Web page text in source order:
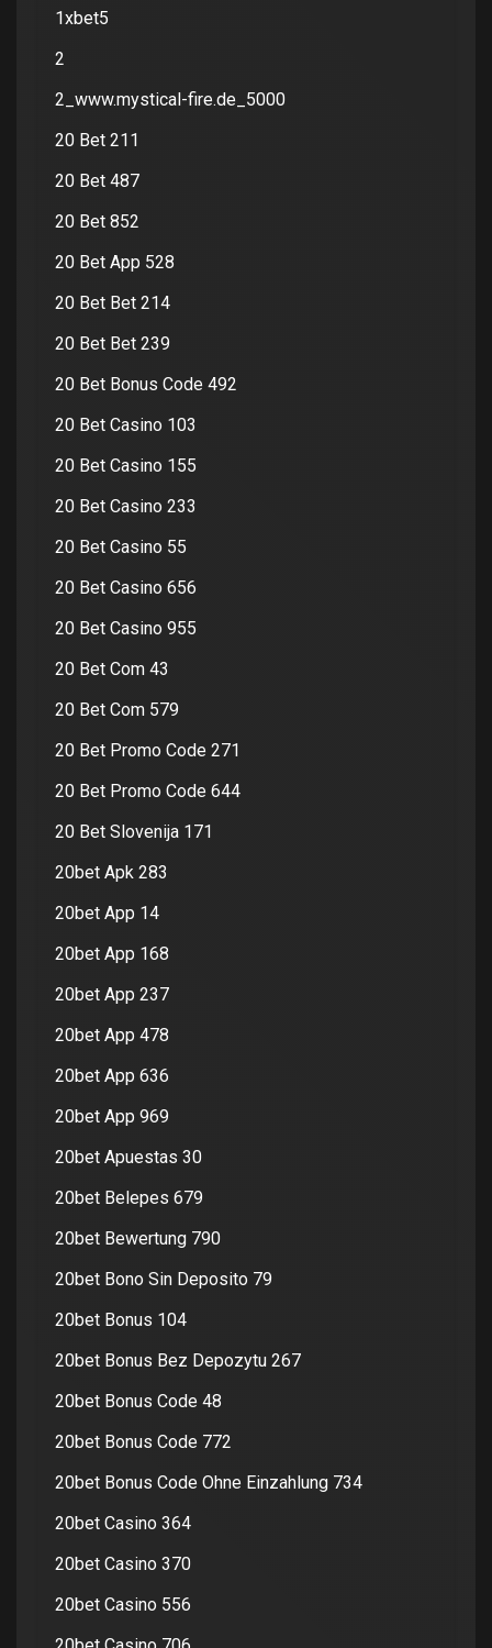
1xbet5
2
2_www.mystical-fire.de_5000
20 Bet 211
20 Bet 487
20 Bet 852
20 Bet App 528
20 Bet Bet 214
20 Bet Bet 239
20 Bet Bonus Code 492
20 Bet Casino 103
20 Bet Casino 155
20 Bet Casino 233
20 Bet Casino 55
20 Bet Casino 656
20 Bet Casino 955
20 Bet Com 43
20 Bet Com 579
20 Bet Promo Code 271
20 Bet Promo Code 644
20 Bet Slovenija 171
20bet Apk 283
20bet App 14
20bet App 168
20bet App 237
20bet App 478
20bet App 636
20bet App 969
20bet Apuestas 30
20bet Belepes 679
20bet Bewertung 790
20bet Bono Sin Deposito 79
20bet Bonus 104
20bet Bonus Bez Depozytu 267
20bet Bonus Code 48
20bet Bonus Code 772
20bet Bonus Code Ohne Einzahlung 734
20bet Casino 364
20bet Casino 370
20bet Casino 556